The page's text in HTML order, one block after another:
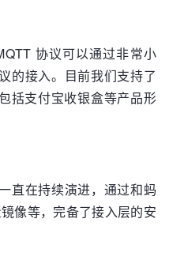
协议可以通过非常小
的接入。目前我们支持了
括支付宝收银盒等产品形
直在持续演进，通过和蚂
像等，完备了接入层的安